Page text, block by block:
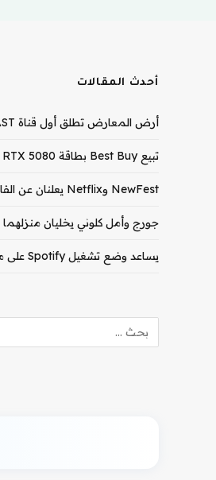
أحدث المقالات
أرض المعارض تطلق أول قناة FAST حصرية للذكاء الاصطناعي
تبيع Best Buy بطاقة RTX 5080 بسعر أعلى من سعر MSRP الخاص بـ RTX 5090
NewFest وNetflix يعلنان عن الفائزين بمنحة المخرجين الجدد لعام 2026
جورج وأمل كلوني يخليان
يساعد وضع تشغيل Spotify على مطابقة الألحان مع الإيقاع